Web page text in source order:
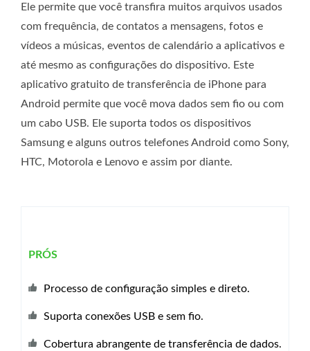
Ele permite que você transfira muitos arquivos usados ​​
com frequência, de contatos a mensagens, fotos e
vídeos a músicas, eventos de calendário a aplicativos e
até mesmo as configurações do dispositivo. Este
aplicativo gratuito de transferência de iPhone para
Android permite que você mova dados sem fio ou com
um cabo USB. Ele suporta todos os dispositivos
Samsung e alguns outros telefones Android como Sony,
HTC, Motorola e Lenovo e assim por diante.
PRÓS
Processo de configuração simples e direto.
Suporta conexões USB e sem fio.
Cobertura abrangente de transferência de dados.